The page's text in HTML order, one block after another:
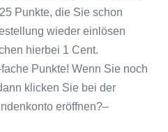
Punkte, die Sie schon
wieder einlösen
hierbei 1 Cent.
Punkte! Wenn Sie noch
klicken Sie bei der
eröffnen?–